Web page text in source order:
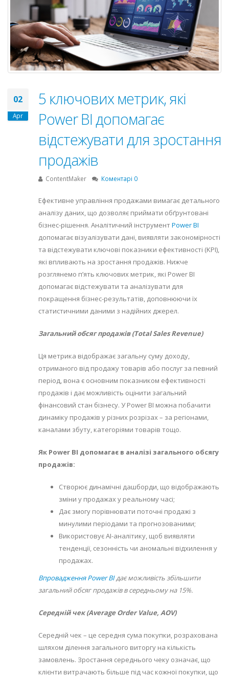
02
Apr
5 ключових метрик, які
Power BI допомагає
відстежувати для зростання
продажів
ContentMaker Коментарі 0
Ефективне управління продажами вимагає детального
аналізу даних, що дозволяє приймати обґрунтовані
бізнес-рішення. Аналітичний інструментPower BI
допомагає візуалізувати дані, виявляти закономірності
та відстежувати ключові показники ефективності (KPI),
які впливають на зростання продажів. Нижче
розглянемо п’ять ключових метрик, які Power BI
допомагає відстежувати та аналізувати для
покращення бізнес-результатів, доповнюючи їх
статистичними даними з надійних джерел.
Загальний обсяг продажів (Total Sales Revenue)
Ця метрика відображає загальну суму доходу,
отриманого від продажу товарів або послуг за певний
період, вона є основним показником ефективності
продажів і дає можливість оцінити загальний
фінансовий стан бізнесу. У Power BI можна побачити
динаміку продажів у різних розрізах – за регіонами,
каналами збуту, категоріями товарів тощо.
Як Power BI допомагає в аналізі загального обсягу
продажів:
Створює динамічні дашборди, що відображають
зміни у продажах у реальному часі;
Дає змогу порівнювати поточні продажі з
минулими періодами та прогнозованими;
Використовує AI-аналітику, щоб виявляти
тенденції, сезонність чи аномальні відхилення у
продажах.
Впровадження Power BIдає можливість збільшити
загальний обсяг продажів в середньому на 15%.
Середній чек (Average Order Value, AOV)
Середній чек – це середня сума покупки, розрахована
шляхом ділення загального виторгу на кількість
замовлень. Зростання середнього чеку означає, що
клієнти витрачають більше під час кожної покупки, що